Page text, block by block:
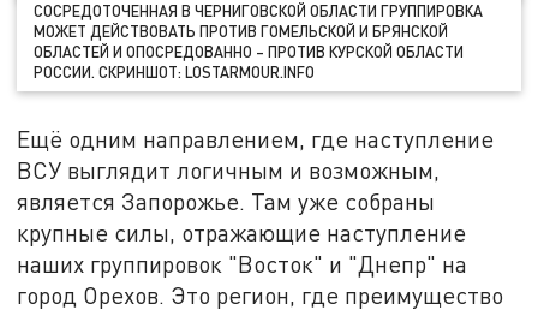
СОСРЕДОТОЧЕННАЯ В ЧЕРНИГОВСКОЙ ОБЛАСТИ ГРУППИРОВКА
МОЖЕТ ДЕЙСТВОВАТЬ ПРОТИВ ГОМЕЛЬСКОЙ И БРЯНСКОЙ
ОБЛАСТЕЙ И ОПОСРЕДОВАННО – ПРОТИВ КУРСКОЙ ОБЛАСТИ
РОССИИ. СКРИНШОТ: LOSTARMOUR.INFO
Ещё одним направлением, где наступление
ВСУ выглядит логичным и возможным,
является Запорожье. Там уже собраны
крупные силы, отражающие наступление
наших группировок "Восток" и "Днепр" на
город Орехов. Это регион, где преимущество